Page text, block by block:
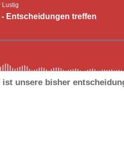
unsere bisher